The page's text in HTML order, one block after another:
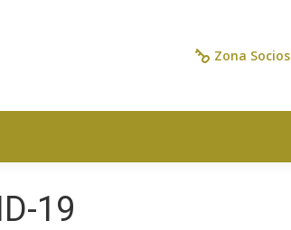
Zona Socios
19